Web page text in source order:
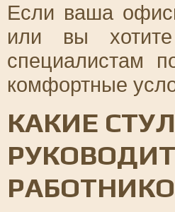
Если ваша
или вы
специалистам
комфортные
КАКИЕ